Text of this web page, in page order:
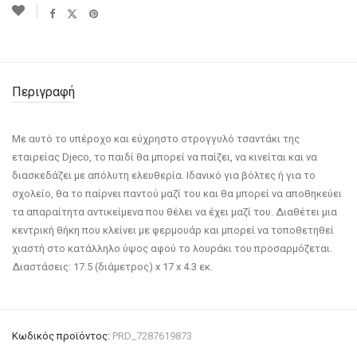
Περιγραφή
Με αυτό το υπέροχο και εύχρηστο στρογγυλό τσαντάκι της
εταιρείας Djeco, το παιδί θα μπορεί να παίζει, να κινείται και να
διασκεδάζει με απόλυτη ελευθερία. Ιδανικό για βόλτες ή για το
σχολείο, θα το παίρνει παντού μαζί του και θα μπορεί να αποθηκεύει
τα απαραίτητα αντικείμενα που θέλει να έχει μαζί του. Διαθέτει μια
κεντρική θήκη που κλείνει με φερμουάρ και μπορεί να τοποθετηθεί
χιαστή στο κατάλληλο ύψος αφού το λουράκι του προσαρμόζεται.
Διαστάσεις: 17.5 (διάμετρος) x 17 x 4.3 εκ.
Κωδικός προϊόντος: PRD_7287619873